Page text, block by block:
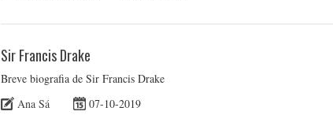
Sir Francis Drake
Breve biografia de Sir Francis Drake
Ana Sá
07-10-2019